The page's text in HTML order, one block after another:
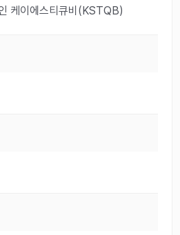
케이에스티큐비(KSTQB)